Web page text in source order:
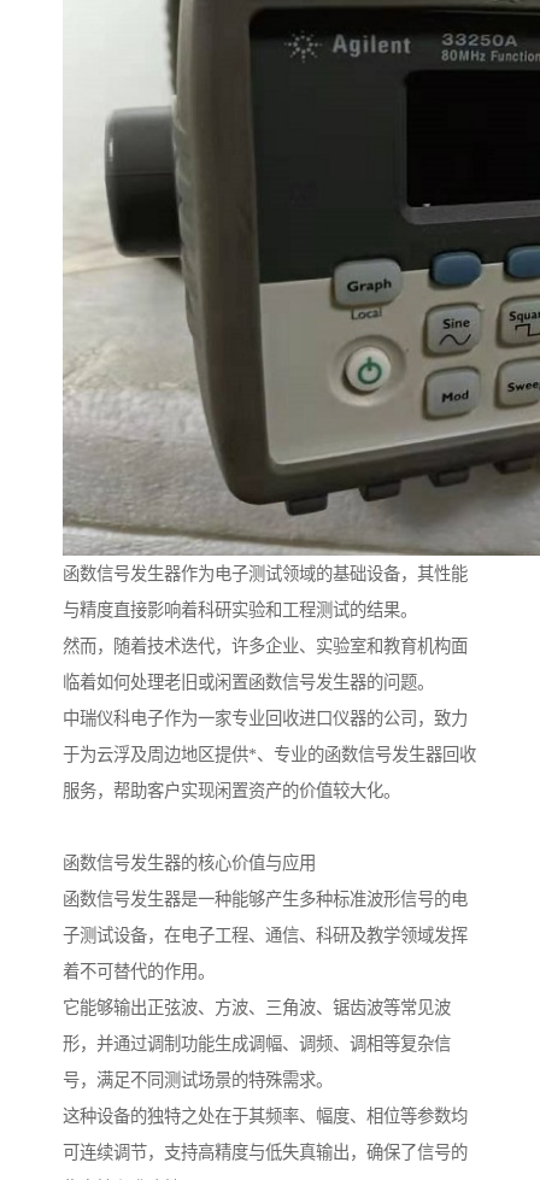
函数信号发生器作为电子测试领域的基础设备，其性能
与精度直接影响着科研实验和工程测试的结果。
然而，随着技术迭代，许多企业、实验室和教育机构面
临着如何处理老旧或闲置函数信号发生器的问题。
中瑞仪科电子作为一家专业回收进口仪器的公司，致力
于为云浮及周边地区提供*、专业的函数信号发生器回收
服务，帮助客户实现闲置资产的价值较大化。
函数信号发生器的核心价值与应用
函数信号发生器是一种能够产生多种标准波形信号的电
子测试设备，在电子工程、通信、科研及教学领域发挥
着不可替代的作用。
它能够输出正弦波、方波、三角波、锯齿波等常见波
形，并通过调制功能生成调幅、调频、调相等复杂信
号，满足不同测试场景的特殊需求。
这种设备的独特之处在于其频率、幅度、相位等参数均
可连续调节，支持高精度与低失真输出，确保了信号的